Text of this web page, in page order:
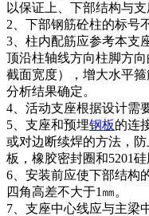
以保证上、下部结构与
2、下部钢筋砼柱的标号
3、柱内配筋应参考本支
顶沿柱轴线方向柱脚方
截面宽度），增大水平
分析结果确定。
4、活动支座根据设计需
5、支座和预埋钢板的连
或对边断续焊的方法，
板，橡胶密封圈和5201硅
6、安装前应使下部结构
四角高差不大于1㎜。
7、支座中心线应与主梁